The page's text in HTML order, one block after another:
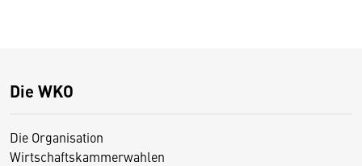
Die WKO
Die Organisation
Wirtschaftskammerwahlen